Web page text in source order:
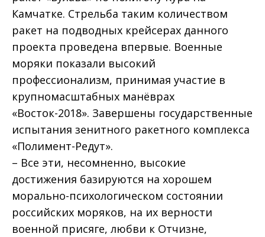
Камчатке. Стрельба таким количеством
ракет на подводных крейсерах данного
проекта проведена впервые. Военные
моряки показали высокий
профессионализм, принимая участие в
крупномасштабных манёврах
«Восток-2018». Завершены государственные
испытания зенитного ракетного комплекса
«Полимент-Редут».
– Все эти, несомненно, высокие
достижения базируются на хорошем
морально-психологическом состоянии
российских моряков, на их верности
военной присяге, любви к Отчизне,